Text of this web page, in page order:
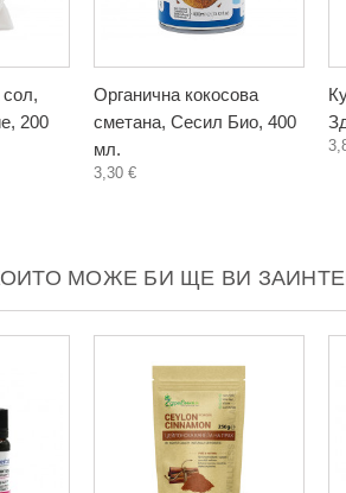
200
Органична кокосова
сметана, Сесил Био, 400
мл.
3,30 €
МОЖЕ БИ ЩЕ ВИ